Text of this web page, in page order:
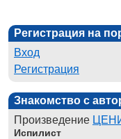
Регистрация на
Вход
Регистрация
Знакомство с
Произведение
Испилист